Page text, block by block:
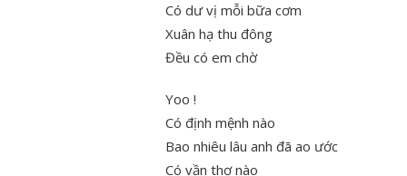
Có dư vị mỗi bữa cơm
Xuân hạ thu đông
Đều có em chờ
Yoo !
Có định mệnh nào
Bao nhiêu lâu anh đã ao ước
Có vần thơ nào